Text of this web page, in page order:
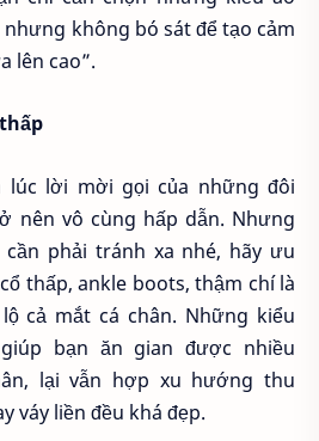
không bó sát để tạo cảm
lên cao”.
lời mời gọi của những đôi
nên vô cùng hấp dẫn. Nhưng
phải tránh xa nhé, hãy ưu
thấp, ankle boots, thậm chí là
cả mắt cá chân. Những kiểu
bạn ăn gian được nhiều
lại vẫn hợp xu hướng thu
váy liền đều khá đẹp.